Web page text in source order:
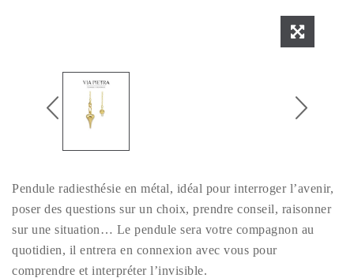
Pendule radiesthésie en métal, idéal pour interroger l’avenir,
poser des questions sur un choix, prendre conseil, raisonner
sur une situation… Le pendule sera votre compagnon au
quotidien, il entrera en connexion avec vous pour
comprendre et interpréter l’invisible.